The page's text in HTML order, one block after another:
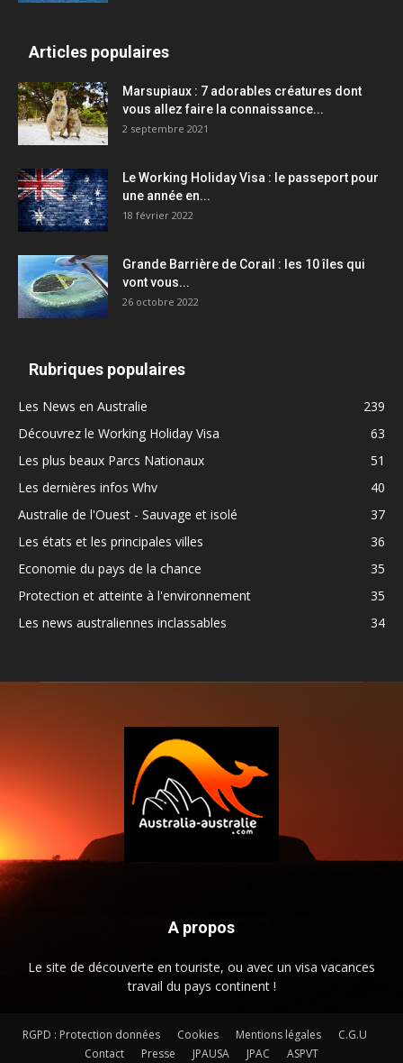
Articles populaires
Marsupiaux : 7 adorables créatures dont
vous allez faire la connaissance...
2 septembre 2021
Le Working Holiday Visa : le passeport pour
une année en...
18 février 2022
Grande Barrière de Corail : les 10 îles qui
vont vous...
26 octobre 2022
Rubriques populaires
Les News en Australie
239
Découvrez le Working Holiday Visa
63
Les plus beaux Parcs Nationaux
51
Les dernières infos Whv
40
Australie de l'Ouest - Sauvage et isolé
37
Les états et les principales villes
36
Economie du pays de la chance
35
Protection et atteinte à l'environnement
35
Les news australiennes inclassables
34
A propos
Le site de découverte en touriste, ou avec un visa vacances
travail du pays continent !
RGPD : Protection données Cookies Mentions légales
C.G.U
Contact
Presse JPAUSA JPAC ASPVT